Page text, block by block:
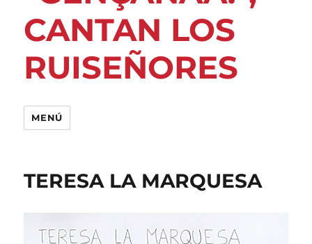
CANTAN LOS
RUISEÑORES
MENÚ
TERESA LA MARQUESA